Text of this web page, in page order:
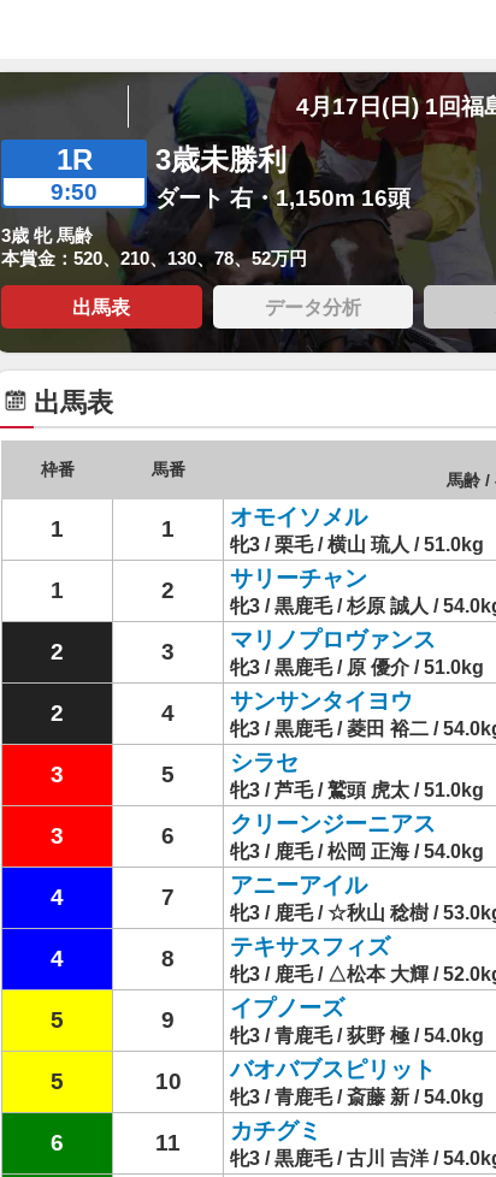
4月17日(日) 1回福
1R
9:50
3歳未勝利
ダート 右・1,150m 16頭
3歳 牝 馬齢
本賞金：520、210、130、78、52万円
出馬表 データ分析
出馬表
枠番 馬番
馬齢 /
1 1 オモイソメル
牝3 / 栗毛 / 横山 琉人 / 51.0kg
1 2 サリーチャン
牝3 / 黒鹿毛 / 杉原 誠人 /
2 3 マリノプロヴァンス
牝3 / 黒鹿毛 / 原 優介 / 51.0kg
2 4 サンサンタイヨウ
牝3 / 黒鹿毛 / 菱田 裕二 /
3 5 シラセ
牝3 / 芦毛 / 鷲頭 虎太 / 51.0kg
3 6 クリーンジーニアス
牝3 / 鹿毛 / 松岡 正海 / 54.0kg
4 7 アニーアイル
牝3 / 鹿毛 / ☆秋山 稔樹 /
4 8 テキサスフィズ
牝3 / 鹿毛 / △松本 大輝 /
5 9 イプノーズ
牝3 / 青鹿毛 / 荻野 極 / 54.0kg
5 10 バオバブスピリット
牝3 / 青鹿毛 / 斎藤 新 / 54.0kg
6 11 カチグミ
牝3 / 黒鹿毛 / 古川 吉洋 /